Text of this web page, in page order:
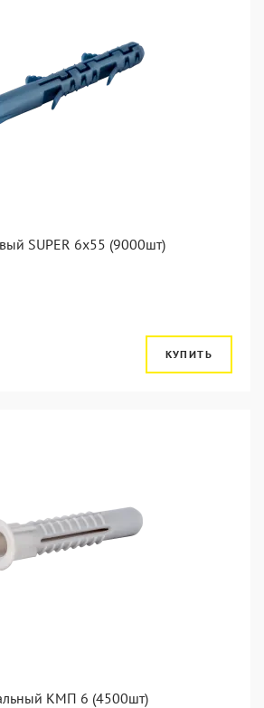
SUPER 6x55 (9000шт)
КУПИТЬ
КМП 6 (4500шт)